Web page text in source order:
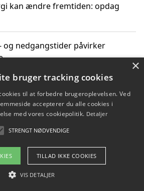
kan ændre fremtiden: opdag
og nedgangstider påvirker
på energispørgsmål om
Blog Betingelser
×
bruger tracking cookies
til at forbedre brugeroplevelsen. Ved
accepterer du alle cookies i
med vores cookiepolitik. Detaljer
STRENGT NØDVENDIGE
TILLAD IKKE COOKIES
VIS DETALJER